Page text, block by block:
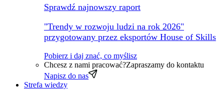
Sprawdź najnowszy raport
"Trendy w rozwoju ludzi na rok 2026"
przygotowany przez eksportów House of Skills
Pobierz i daj znać, co myślisz
Chcesz z nami pracować?Zapraszamy do kontaktu
Napisz do nas
Strefa wiedzy